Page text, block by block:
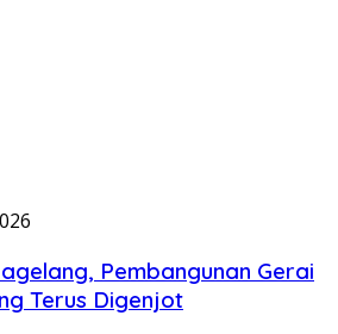
Pembangunan Gerai
Terus Digenjot